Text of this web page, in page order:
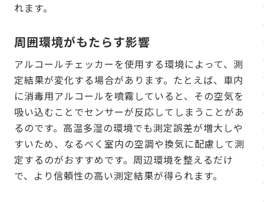
れます。
周囲環境がもたらす影響
アルコールチェッカーを使用する環境によって、測
定結果が変化する場合があります。たとえば、車内
に消毒用アルコールを噴霧していると、その空気を
吸い込むことでセンサーが反応してしまうことがあ
るのです。高温多湿の環境でも測定誤差が増大しや
すいため、なるべく室内の空調や換気に配慮して測
定するのがおすすめです。周辺環境を整えるだけ
で、より信頼性の高い測定結果が得られます。